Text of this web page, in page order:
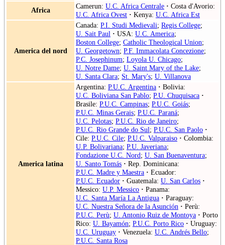
Africa
Camerun: U.C. Africa Centrale · Costa d'Avorio:
U.C. Africa Ovest · Kenya: U.C. Africa Est
America del nord
Canada: P.I. Studi Medievali; Regis College;
U. Sait Paul · USA: U.C. America;
Boston College; Catholic Theological Union;
U. Georgetown; P.F. Immacolata Concezione;
P.C. Josephinum; Loyola U. Chicago;
U. Notre Dame; U. Saint Mary of the Lake;
U. Santa Clara; St. Mary's; U. Villanova
America latina
Argentina: P.U.C. Argentina · Bolivia:
U.C. Boliviana San Pablo; P.U. Chuquisaca ·
Brasile: P.U.C. Campinas; P.U.C. Goiás;
P.U.C. Minas Gerais; P.U.C. Paraná;
U.C. Pelotas; P.U.C. Rio de Janeiro;
P.U.C. Rio Grande do Sul; P.U.C. San Paolo ·
Cile: P.U.C. Cile; P.U.C. Valparaiso · Colombia:
U.P. Bolivariana; P.U. Javeriana;
Fondazione U.C. Nord; U. San Buenaventura;
U. Santo Tomás · Rep. Dominicana:
P.U.C. Madre y Maestra · Ecuador:
P.U.C. Ecuador · Guatemala: U. San Carlos ·
Messico: U.P. Messico · Panama:
U.C. Santa María La Antigua · Paraguay:
U.C. Nuestra Señora de la Asunción · Perù:
P.U.C. Perù; U. Antonio Ruiz de Montoya · Porto
Rico: U. Bayamón; P.U.C. Porto Rico · Uruguay:
U.C. Uruguay · Venezuela: U.C. Andrés Bello;
P.U.C. Santa Rosa